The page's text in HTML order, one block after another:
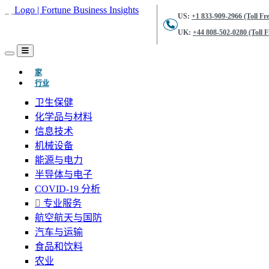
US: +1 833-909-2966 (Toll
UK: +44 808-502-0280 (Toll
家(当前的)
行业
卫生保健
化学品与材料
信息技术
机械设备
能源与电力
半导体与电子
COVID-19 分析
专业服务
航空航天与国防
汽车与运输
食品和饮料
农业